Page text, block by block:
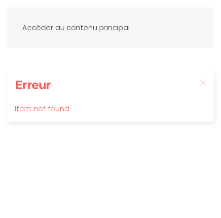
Accéder au contenu principal
Erreur
Item not found